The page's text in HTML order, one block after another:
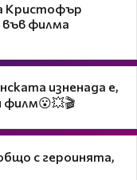
Кристофър
филма
изненада е,
филм😮💥🎬
с героинята,